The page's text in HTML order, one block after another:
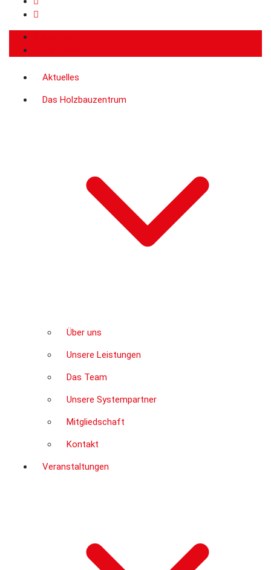
Aktuelles
Das Holzbauzentrum
Über uns
Unsere Leistungen
Das Team
Unsere Systempartner
Mitgliedschaft
Kontakt
Veranstaltungen